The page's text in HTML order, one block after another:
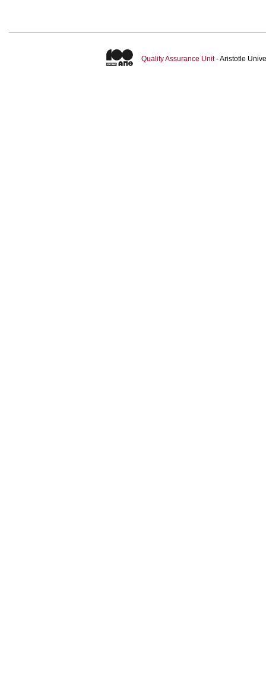
Quality Assurance Unit- Aristotle